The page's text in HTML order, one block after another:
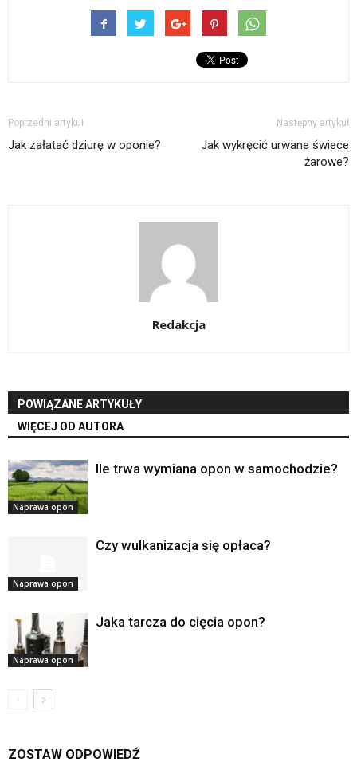
Poprzedni artykuł
Jak załatać dziurę w oponie?
Następny artykuł
Jak wykręcić urwane świece
żarowe?
Redakcja
POWIĄZANE ARTYKUŁY
WIĘCEJ OD AUTORA
Naprawa opon
Ile trwa wymiana opon w samochodzie?
Naprawa opon
Czy wulkanizacja się opłaca?
Naprawa opon
Jaka tarcza do cięcia opon?
ZOSTAW ODPOWIEDŹ